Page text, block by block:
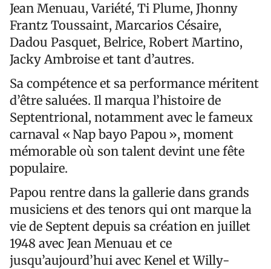
Jean Menuau, Variété, Ti Plume, Jhonny
Frantz Toussaint, Marcarios Césaire,
Dadou Pasquet, Belrice, Robert Martino,
Jacky Ambroise et tant d’autres.
Sa compétence et sa performance méritent
d’être saluées. Il marqua l’histoire de
Septentrional, notamment avec le fameux
carnaval « Nap bayo Papou », moment
mémorable où son talent devint une fête
populaire.
Papou rentre dans la gallerie dans grands
musiciens et des tenors qui ont marque la
vie de Septent depuis sa création en juillet
1948 avec Jean Menuau et ce
jusqu’aujourd’hui avec Kenel et Willy-